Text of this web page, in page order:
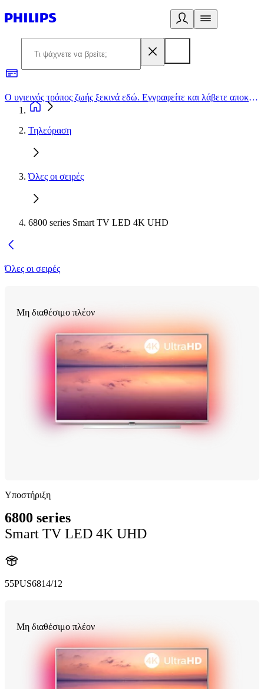
Ο υγιεινός τρόπος ζωής ξεκινά εδώ. Εγγραφείτε και λάβετε αποκλειστικές προσφορές
Τηλεόραση
Όλες οι σειρές
6800 series Smart TV LED 4K UHD
Όλες οι σειρές
Μη διαθέσιμο πλέον
Υποστήριξη
6800 series
Smart TV LED 4K UHD
55PUS6814/12
Μη διαθέσιμο πλέον